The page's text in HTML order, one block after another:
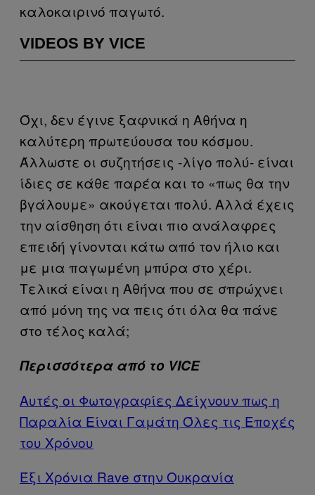
καλοκαιρινό παγωτό.
VIDEOS BY VICE
Όχι, δεν έγινε ξαφνικά η Αθήνα η
καλύτερη πρωτεύουσα του κόσμου.
Άλλωστε οι συζητήσεις -λίγο πολύ- είναι
ίδιες σε κάθε παρέα και το «πως θα την
βγάλουμε» ακούγεται πολύ. Αλλά έχεις
την αίσθηση ότι είναι πιο ανάλαφρες
επειδή γίνονται κάτω από τον ήλιο και
με μια παγωμένη μπύρα στο χέρι.
Τελικά είναι η Αθήνα που σε σπρώχνει
από μόνη της να πεις ότι όλα θα πάνε
στο τέλος καλά;
Περισσότερα από το VICE
Αυτές οι Φωτογραφίες Δείχνουν πως η
Παραλία Είναι Γαμάτη Όλες τις Εποχές
του Χρόνου
Έξι Χρόνια Rave στην Ουκρανία